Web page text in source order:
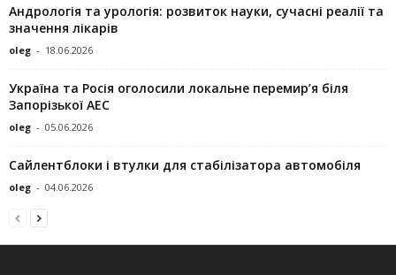
Андрологія та урологія: розвиток науки, сучасні реалії та
значення лікарів
oleg - 18.06.2026
Україна та Росія оголосили локальне перемир’я біля
Запорізької АЕС
oleg - 05.06.2026
Сайлентблоки і втулки для стабілізатора автомобіля
oleg - 04.06.2026